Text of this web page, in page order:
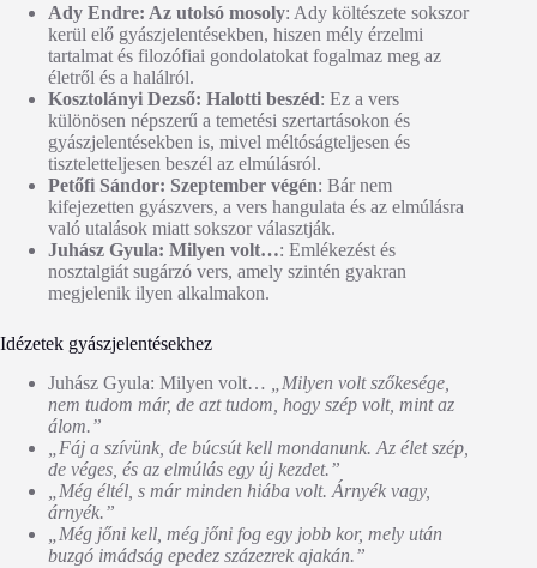
Ady Endre: Az utolsó mosoly: Ady költészete sokszor
kerül elő gyászjelentésekben, hiszen mély érzelmi
tartalmat és filozófiai gondolatokat fogalmaz meg az
életről és a halálról.
Kosztolányi Dezső: Halotti beszéd: Ez a vers
különösen népszerű a temetési szertartásokon és
gyászjelentésekben is, mivel méltóságteljesen és
tiszteletteljesen beszél az elmúlásról.
Petőfi Sándor: Szeptember végén: Bár nem
kifejezetten gyászvers, a vers hangulata és az elmúlásra
való utalások miatt sokszor választják.
Juhász Gyula: Milyen volt…: Emlékezést és
nosztalgiát sugárzó vers, amely szintén gyakran
megjelenik ilyen alkalmakon.
Idézetek gyászjelentésekhez
Juhász Gyula: Milyen volt…
„Milyen volt szőkesége,
nem tudom már, de azt tudom, hogy szép volt, mint az
álom.”
„Fáj a szívünk, de búcsút kell mondanunk. Az élet szép,
de véges, és az elmúlás egy új kezdet.”
„Még éltél, s már minden hiába volt. Árnyék vagy,
árnyék.”
„Még jőni kell, még jőni fog egy jobb kor, mely után
buzgó imádság epedez százezrek ajakán.”